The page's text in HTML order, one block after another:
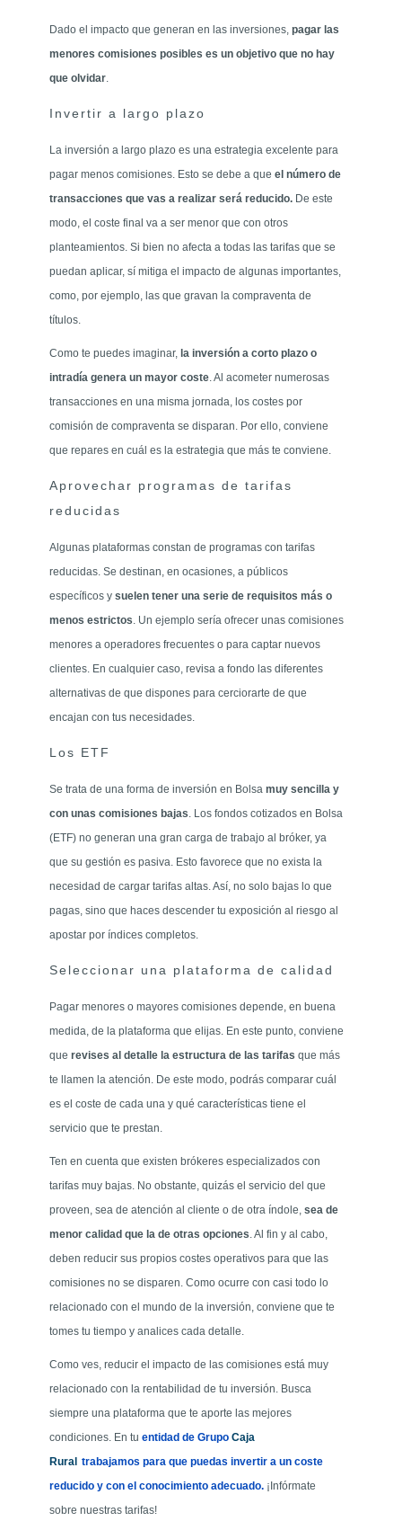
Dado el impacto que generan en las inversiones, pagar las
menores comisiones posibles es un objetivo que no hay
que olvidar
Invertir a largo plazo
La inversión a largo plazo es una estrategia excelente para
pagar menos comisiones. Esto se debe a que el número de
transacciones que vas a realizar será reducido. De este
modo, el coste final va a ser menor que con otros
planteamientos. Si bien no afecta a todas las tarifas que se
puedan aplicar, sí mitiga el impacto de algunas importantes,
como, por ejemplo, las que gravan la compraventa de
títulos.
Como te puedes imaginar, la inversión a corto plazo o
intradía genera un mayor coste . Al acometer numerosas
transacciones en una misma jornada, los costes por
comisión de compraventa se disparan. Por ello, conviene
que repares en cuál es la estrategia que más te conviene.
Aprovechar programas de tarifas
reducidas
Algunas plataformas constan de programas con tarifas
reducidas. Se destinan, en ocasiones, a públicos
específicos y suelen tener una serie de requisitos más o
menos estrictos . Un ejemplo sería ofrecer unas comisiones
menores a operadores frecuentes o para captar nuevos
clientes. En cualquier caso, revisa a fondo las diferentes
alternativas de que dispones para cerciorarte de que
encajan con tus necesidades.
Los ETF
Se trata de una forma de inversión en Bolsa muy sencilla y
con unas comisiones bajas . Los fondos cotizados en Bolsa
(ETF) no generan una gran carga de trabajo al bróker, ya
que su gestión es pasiva. Esto favorece que no exista la
necesidad de cargar tarifas altas. Así, no solo bajas lo que
pagas, sino que haces descender tu exposición al riesgo al
apostar por índices completos.
Seleccionar una plataforma de calidad
Pagar menores o mayores comisiones depende, en buena
medida, de la plataforma que elijas. En este punto, conviene
que revises al detalle la estructura de las tarifas que más
te llamen la atención. De este modo, podrás comparar cuál
es el coste de cada una y qué características tiene el
servicio que te prestan.
Ten en cuenta que existen brókeres especializados con
tarifas muy bajas. No obstante, quizás el servicio del que
proveen, sea de atención al cliente o de otra índole, sea de
menor calidad que la de otras opciones . Al fin y al cabo,
deben reducir sus propios costes operativos para que las
comisiones no se disparen. Como ocurre con casi todo lo
relacionado con el mundo de la inversión, conviene que te
tomes tu tiempo y analices cada detalle.
Como ves, reducir el impacto de las comisiones está muy
relacionado con la rentabilidad de tu inversión. Busca
siempre una plataforma que te aporte las mejores
condiciones. En tu entidad de Grupo Caja
Rural trabajamos para que puedas invertir a un coste
reducido y con el conocimiento adecuado. ¡Infórmate
sobre nuestras tarifas!